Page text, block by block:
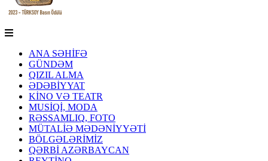
ANA SƏHİFƏ
GÜNDƏM
QIZIL ALMA
ƏDƏBİYYAT
KİNO VƏ TEATR
MUSİQİ, MODA
RƏSSAMLIQ, FOTO
MÜTALİƏ MƏDƏNİYYƏTİ
BÖLGƏLƏRİMİZ
QƏRBİ AZƏRBAYCAN